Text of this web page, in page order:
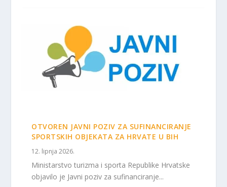
OTVOREN JAVNI POZIV ZA SUFINANCIRANJE
SPORTSKIH OBJEKATA ZA HRVATE U BIH
12. lipnja 2026.
Ministarstvo turizma i sporta Republike Hrvatske
objavilo je Javni poziv za sufinanciranje...